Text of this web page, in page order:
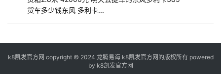
货车多少钱东风 多利卡...
k8凯发官方网 copyright © 2024 龙腾易海 k8凯发官方网的版权所有 powered
by k8凯发官方网